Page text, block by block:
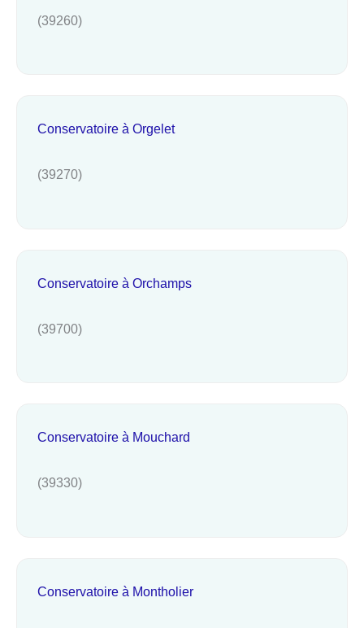
(39260)
Conservatoire à Orgelet
(39270)
Conservatoire à Orchamps
(39700)
Conservatoire à Mouchard
(39330)
Conservatoire à Montholier